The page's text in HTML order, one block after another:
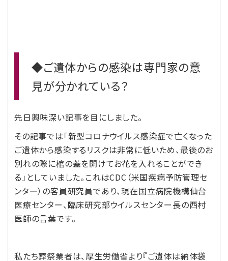
◆ご遺体からの感染は専門家の意
見が分かれている？
先日興味深い記事を目にしました。
その記事では「新型コロナウイルス感染症で亡くなった
ご遺体から感染するリスクは非常に低いため、最後のお
別れの際に棺の蓋を開けてお花を入れることができ
る」としていました。これはCDC（米国疾病予防管理セ
ンター）の客員研究員であり、現在国立病院機構仙台
医療センター、臨床研究部ウイルスセンター長の西村
医師の言葉です。
私たち葬祭業者は、厚生労働省より『ご遺体は納体袋